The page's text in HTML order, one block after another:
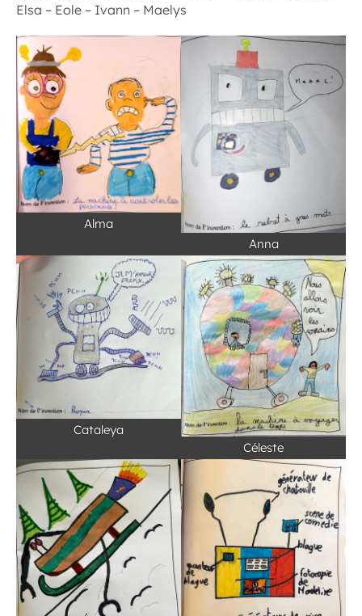
Elsa – Eole – Ivann – Maelys
Alma
Anna
Cataleya
Céleste